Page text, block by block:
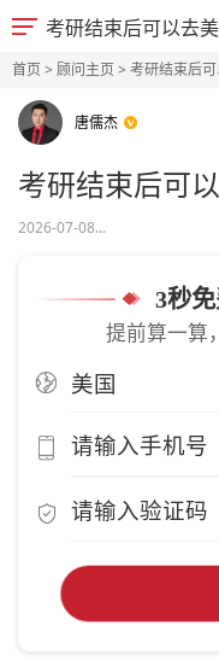
考研结束后可以去
首页> 顾问主页> 考研结束后可
唐儒杰
考研结束后可
2026-07-08...
3秒
提前算一算